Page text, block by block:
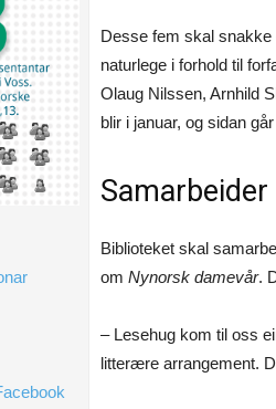
Desse fem skal
naturlege i forhold til
Olaug Nilssen, Arnhild
blir i januar, og sidan
Biblioteket skal
om Nynorsk damevår.
– Lesehug kom til oss
litterære arrangement.